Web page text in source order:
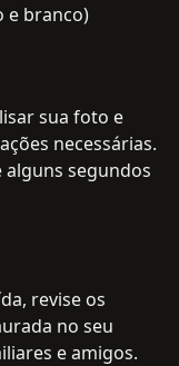
e branco)
sua foto e
necessárias.
alguns segundos
revise os
no seu
e amigos.